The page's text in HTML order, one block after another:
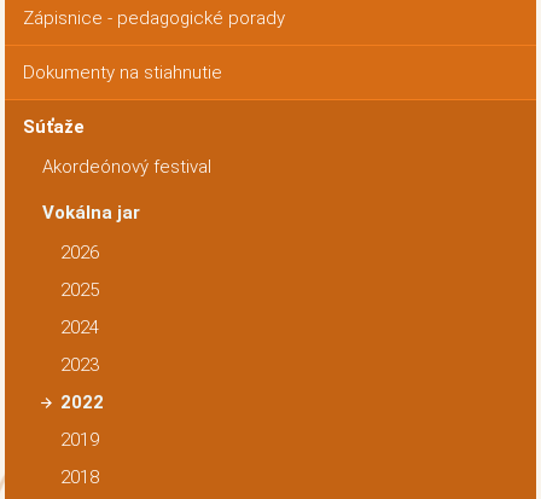
Zápisnice - pedagogické porady
Dokumenty na stiahnutie
Súťaže
Akordeónový festival
Vokálna jar
2026
2025
2024
2023
2022
2019
2018